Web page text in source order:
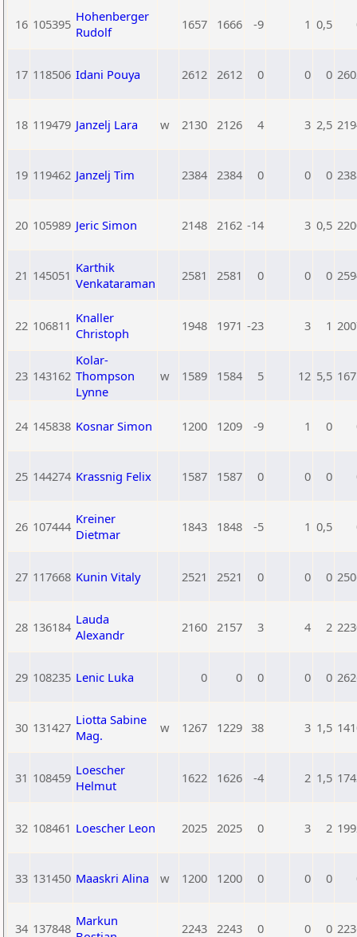
16 105395 Hohenberger
Rudolf
1657 1666 -9 1 0,5
17 118506 Idani Pouya 2612 2612 0 0 0
18 119479 Janzelj Lara w 2130 2126 4 3 2,5
19 119462 Janzelj Tim 2384 2384 0 0 0
20 105989 Jeric Simon 2148 2162 -14 3 0,5
21 145051 Karthik
Venkataraman
2581 2581 0 0 0
22 106811 Knaller
Christoph
1948 1971 -23 3 1
23 143162
Kolar-
Thompson
Lynne
w 1589 1584 5 12 5,5
24 145838 Kosnar Simon 1200 1209 -9 1 0
25 144274 Krassnig Felix 1587 1587 0 0 0
26 107444 Kreiner
Dietmar
1843 1848 -5 1 0,5
27 117668 Kunin Vitaly 2521 2521 0 0 0
28 136184 Lauda
Alexandr
2160 2157 3 4 2
29 108235 Lenic Luka 0 0 0 0 0
30 131427 Liotta Sabine
Mag.
w 1267 1229 38 3 1,5
31 108459 Loescher
Helmut
1622 1626 -4 2 1,5
32 108461 Loescher Leon 2025 2025 0 3 2
33 131450 Maaskri Alina w 1200 1200 0 0 0
34 137848 Markun
2243 2243 0 0 0